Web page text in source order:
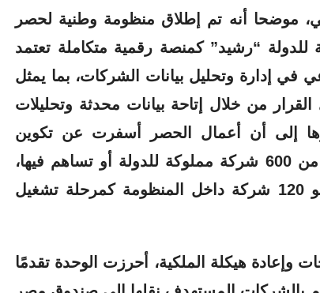
موضحا أنه تم إطلاق منظومة وطنية لحصر
“رشيد” كمنصة رقمية متكاملة تعتمد
في إدارة وتحليل بيانات الشركات، بما يمثل
من خلال إتاحة بيانات محدثة وتحليلات
إلى أن أعمال الحصر أسفرت عن تكوين
قاعدة بيانات قد تضم أكثر من 600 شركة مملوكة للدولة أو تساهم فيها،
مع إدراج وتحليل بيانات نحو 120 شركة داخل المنظومة كمرحلة تشغيل
وإعادة هيكلة الملكية، أحرزت الوحدة تقدمًا